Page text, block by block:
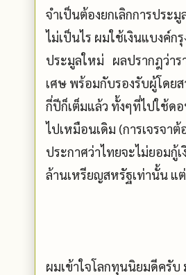
จำเป็นต้องยกเลิกการประ
ไม่เป็นไร ผมใช้เงินแบงค์
ประมูลใหม่ ผลปรากฎว่าร
เศษ พร้อมกับรองรับผู้โดย
กี่ปีก็เต็มแล้ว ทั้งๆที่ไปใช้ด
ไปเหมือนเดิม (การเจรจา
ประกาศว่าไทยจะไม่ยอมกู้
ล้านเหรียญสหรัฐเท่านั้น แต่
ผมเข้าใจโลกทุนนิยมดีครับ